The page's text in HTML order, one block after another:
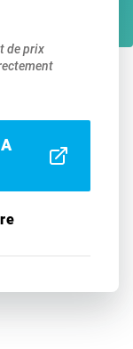
de prix